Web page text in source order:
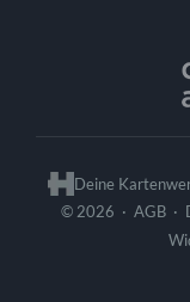
Deine
© 2026 · AGB ·